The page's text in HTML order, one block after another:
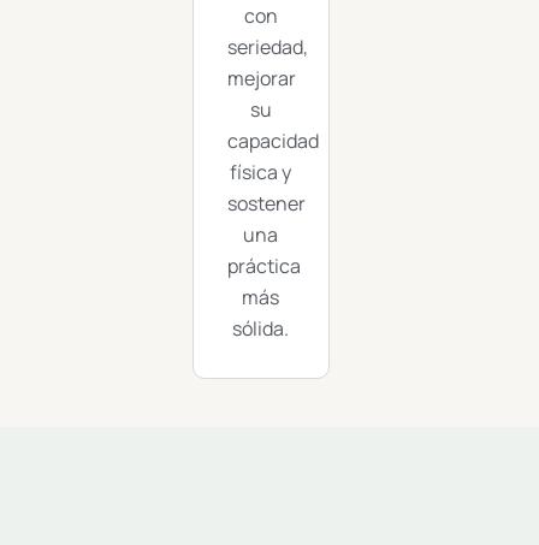
con
seriedad,
mejorar
su
capacidad
física y
sostener
una
práctica
más
sólida.